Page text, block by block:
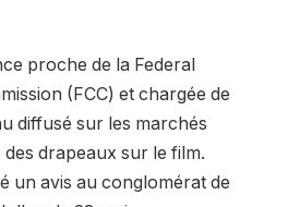
proche de la Federal
(FCC) et chargée de
diffusé sur les marchés
drapeaux sur le film.
un avis au conglomérat de